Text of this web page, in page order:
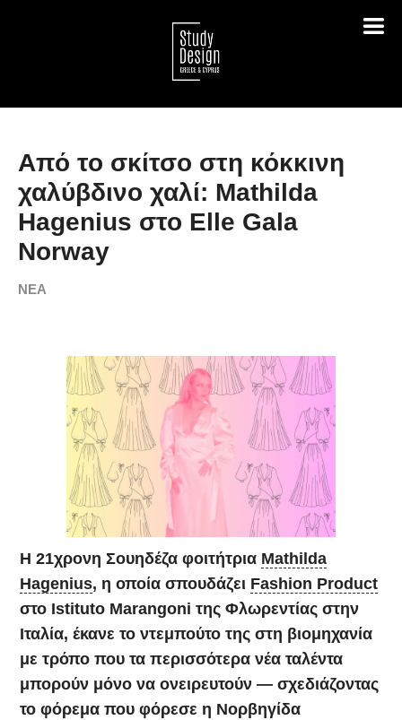
Από το σκίτσο στη κόκκινη
χαλύβδινο χαλί: Mathilda
Hagenius στο Elle Gala
Norway
ΝΕΑ
Η 21χρονη Σουηδέζα φοιτήτρια Mathilda
Hagenius, η οποία σπουδάζει Fashion Product
στο Istituto Marangoni της Φλωρεντίας στην
Ιταλία, έκανε το ντεμπούτο της στη βιομηχανία
με τρόπο που τα περισσότερα νέα ταλέντα
μπορούν μόνο να ονειρευτούν — σχεδιάζοντας
το φόρεμα που φόρεσε η Νορβηγίδα